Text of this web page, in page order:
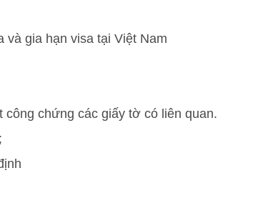
và gia hạn visa tại Việt Nam
công chứng các giấy tờ có liên quan.